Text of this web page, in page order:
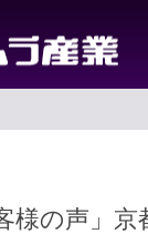
様の声」